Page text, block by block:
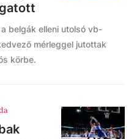
belgák elleni utolsó vb-
mérleggel jutottak
körbe.